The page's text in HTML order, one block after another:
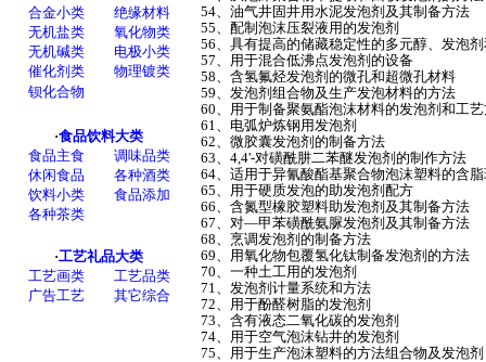
54、油气井固井用水泥发泡剂及其制备方法
55、配制泡沫压裂液用的发泡剂
56、具有提高的储藏稳定性的多元醇、发泡
57、用于混合低沸点发泡剂的设备
58、含氢氟烃发泡剂的微孔和超微孔材料
59、发泡剂组合物及生产发泡材料的方法
60、用于制备聚氨酯泡沫材料的发泡剂和工
61、电弧炉炼钢用发泡剂
62、微胶囊发泡剂的制备方法
63、4,4'-对磺酰肼二苯醚发泡剂的制作方法
64、适用于异氰酸酯基聚合物泡沫塑料的含
65、用于硬质发泡的助发泡剂配方
66、含氮型橡胶塑料助发泡剂及其制备方法
67、对—甲苯磺酰氨脲发泡剂及其制备方法
68、烹调发泡剂的制备方法
69、用氧化物包覆氢化钛制备发泡剂的方法
70、一种土工用的发泡剂
71、发泡剂计量系统和方法
72、用于酚醛树脂的发泡剂
73、含有液态二氧化碳的发泡剂
74、用于空气泡沫钻井的发泡剂
75、用于生产泡沫塑料的方法组合物及发泡剂